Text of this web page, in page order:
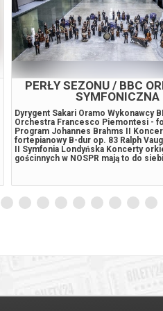
NOSPR / AKIKI / HAGNER
UCZUĆ / S1
Dyrygent Bassem Akiki Wykonawcy
Viviane Hagner – skrzypce Program
Masquerade William Walton Koncert
Robert Schumann IV Symfonia d-
Koncert skrzypcowy Williama
we śnie. Marzycielsko – jak
kompozytor w partyturze.
przyspiesza i przechodzą nad nią
burze, ale pozostaje...